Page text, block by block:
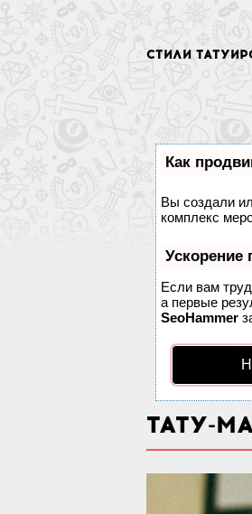
СТИЛИ
Как
Вы создали
комплекс
Ускорение
Если вам
а первые
SeoHammer
ТАТУ-